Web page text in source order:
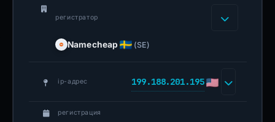
регистратор
Namecheap (SE)
ip-адрес 199.188.201.195
регистрация